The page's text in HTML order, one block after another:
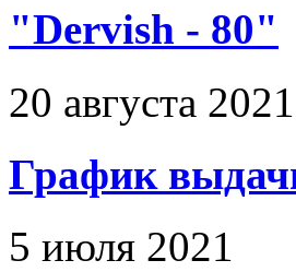
"Dervish - 80"
20 августа 2021
График
5 июля 2021